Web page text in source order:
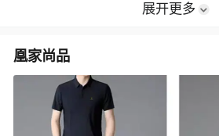
展开更多
凰家尚品